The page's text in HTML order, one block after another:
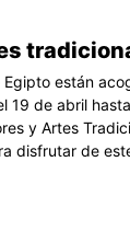
están
19 de abril
y Artes
disfrutar de